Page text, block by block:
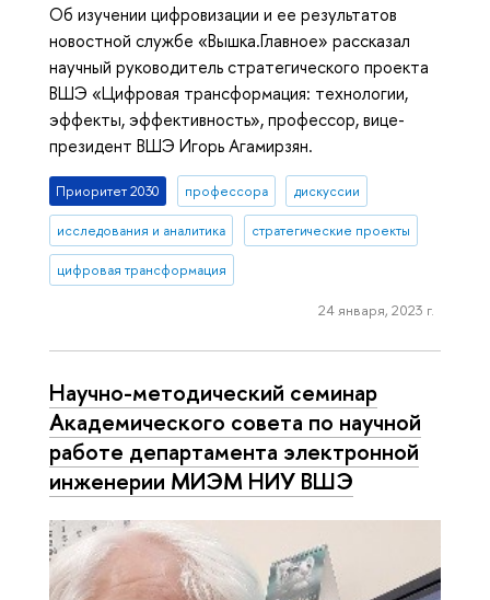
Об изучении цифровизации и ее результатов
новостной службе «Вышка.Главное» рассказал
научный руководитель стратегического проекта
ВШЭ «Цифровая трансформация: технологии,
эффекты, эффективность», профессор, вице-
президент ВШЭ Игорь Агамирзян.
Приоритет 2030 профессора дискуссии
исследования и аналитика стратегические проекты
цифровая трансформация
24 января, 2023 г.
Научно-методический семинар
Академического совета по научной
работе департамента электронной
инженерии МИЭМ НИУ ВШЭ